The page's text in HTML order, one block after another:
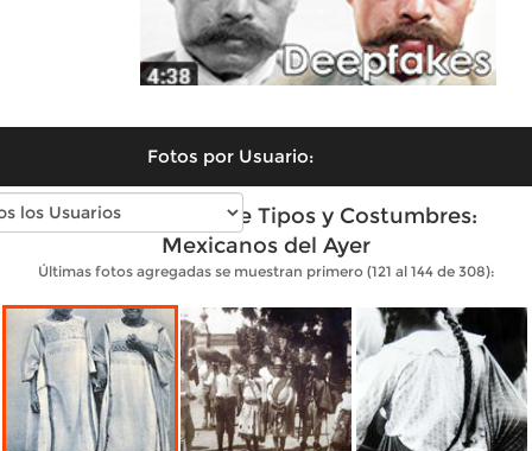
Fotos por Usuario:
Fotos antiguas de Tipos y Costumbres:
Mexicanos del Ayer
Últimas fotos agregadas se muestran primero (121 al 144 de 308):